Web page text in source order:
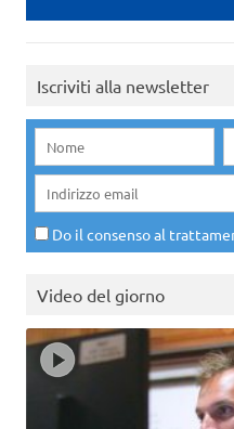
Iscriviti alla newsletter
Do il consenso al
Video del giorno